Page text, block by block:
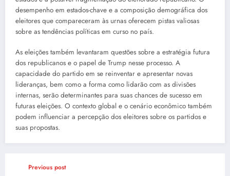
desempenho em estados-chave e a composição demográfica dos
eleitores que compareceram às urnas oferecem pistas valiosas
sobre as tendências políticas em curso no país.
As eleições também levantaram questões sobre a estratégia futura
dos republicanos e o papel de Trump nesse processo. A
capacidade do partido em se reinventar e apresentar novas
lideranças, bem como a forma como lidarão com as divisões
internas, serão determinantes para suas chances de sucesso em
futuras eleições. O contexto global e o cenário econômico também
podem influenciar a percepção dos eleitores sobre os partidos e
suas propostas.
Previous post